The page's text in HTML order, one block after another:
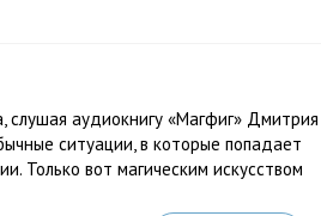
слушая аудиокнигу «Магфиг» Дмитрия
ситуации, в которые попадает
Только вот магическим искусством